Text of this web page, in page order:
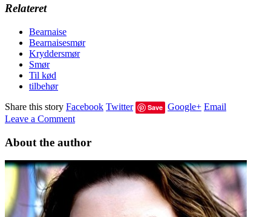
Relateret
Bearnaise
Bearnaisesmør
Kryddersmør
Smør
Til kød
tilbehør
Share this story Facebook Twitter Save Google+ Email
Leave a Comment
About the author